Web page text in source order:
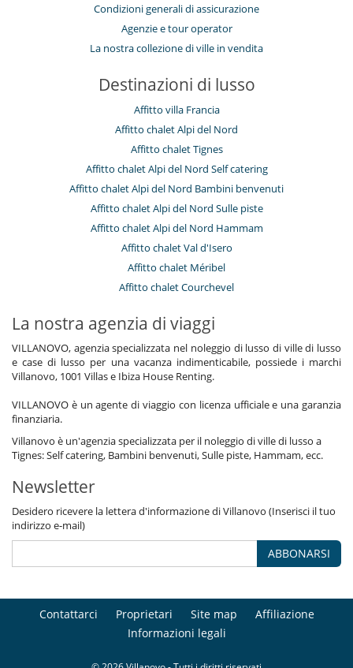
Condizioni generali di assicurazione
Agenzie e tour operator
La nostra collezione di ville in vendita
Destinazioni di lusso
Affitto villa Francia
Affitto chalet Alpi del Nord
Affitto chalet Tignes
Affitto chalet Alpi del Nord Self catering
Affitto chalet Alpi del Nord Bambini benvenuti
Affitto chalet Alpi del Nord Sulle piste
Affitto chalet Alpi del Nord Hammam
Affitto chalet Val d'Isero
Affitto chalet Méribel
Affitto chalet Courchevel
La nostra agenzia di viaggi
VILLANOVO, agenzia specializzata nel noleggio di lusso di ville di lusso
e case di lusso per una vacanza indimenticabile, possiede i marchi
Villanovo, 1001 Villas e Ibiza House Renting.
VILLANOVO è un agente di viaggio con licenza ufficiale e una garanzia
finanziaria.
Villanovo è un'agenzia specializzata per il noleggio di ville di lusso a
Tignes: Self catering, Bambini benvenuti, Sulle piste, Hammam, ecc.
Newsletter
Desidero ricevere la lettera d'informazione di Villanovo (Inserisci il tuo
indirizzo e-mail)
ABBONARSI
Contattarci Proprietari Site map
Affiliazione
Informazioni legali